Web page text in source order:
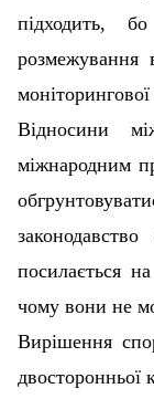
підходить,
розмежування
Відносини
міжнародним
посилається
чому вони не
Вирішення
двосторонньої